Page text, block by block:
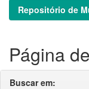
Repositório de
Página
Buscar em: